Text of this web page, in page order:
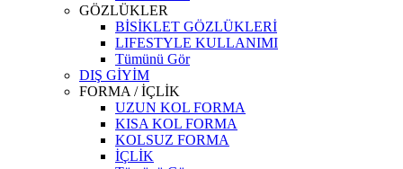
GÖZLÜKLER
BİSİKLET GÖZLÜKLERİ
LIFESTYLE KULLANIMI
Tümünü Gör
DIŞ GİYİM
FORMA / İÇLİK
UZUN KOL FORMA
KISA KOL FORMA
KOLSUZ FORMA
İÇLİK